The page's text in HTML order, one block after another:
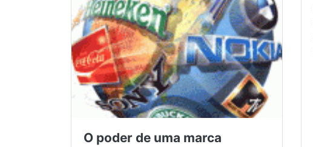
O poder de uma marca